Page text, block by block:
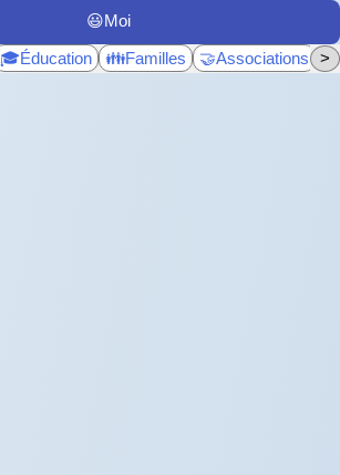
😃Moi
🎓Éducation 👪Familles 🤝Associations >